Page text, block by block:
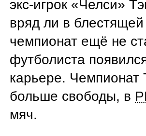
экс-игрок «Челси»
вряд ли в
чемпионат ещё не
футболиста
карьере. Чемпионат
больше свободы, в
мяч.